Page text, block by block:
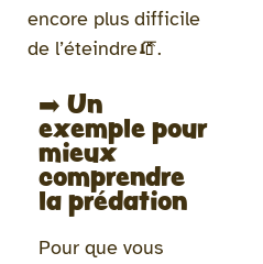
encore plus difficile
de l’éteindre🧯.
➡️ Un
exemple pour
mieux
comprendre
la prédation
Pour que vous